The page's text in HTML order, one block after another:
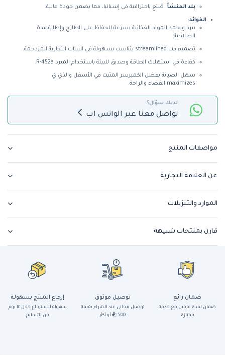
بلد المنشأ: صُنع باحترافية في إسبانيا، مما يضمن جودة عالية.
الفوائد:
يبرد ويجمد المواد الغذائية بسرعة للحفاظ على الطازج وإطالة مدة
الصلاحية.
تصميم مت streamlined يتناسب بسهولة في البيئات التجارية المزدحمة.
كفاءة في استهلاك الطاقة وصديق للبيئة باستخدام المبرد R-452a.
سهل الصيانة بفضل الكمبرسر المثبت في الأسفل والذي ي
maximizes الفضاء والراحة.
لديك سؤال؟
تواصل معنا عبر الواتس اب
مواصفات المنتج
عن العلامة التجارية
الموارد والتنزيلات
قارن بمنتجات شبيهة
ضمان رائع
ضمان لمدة عامين مع خدمة
ممتازة
توصيل موثوق
توصيل مجاني عند الشراء بقيمة
500
أو أكثر
إرجاع المنتج بسهولة
سهولة الاسترجاع خلال ١٤ يوم
من التسليم